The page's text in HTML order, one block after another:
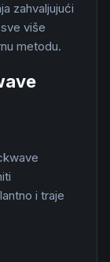
zahvaljujući
više
metodu.
i traje